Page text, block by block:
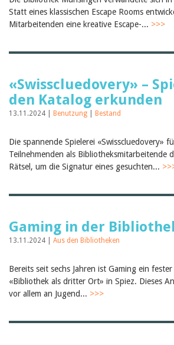
Statt eines klassischen Escape Rooms
Mitarbeitenden eine kreative Escape-... >>>
«Swisscluedovery» –
den Katalog erkunden
13.11.2024 | Benutzung Bestand
Die spannende Spielerei «Swisscluedovery»
Teilnehmenden als Bibliotheksmitarbeitende
Rätsel, um die Signatur eines gesuchten...
Gaming in der
13.11.2024 | Aus den Bibliotheken
Bereits seit sechs Jahren ist Gaming ein
«Bibliothek als dritter Ort» in Spiez. Dieses
vor allem an Jugend... >>>